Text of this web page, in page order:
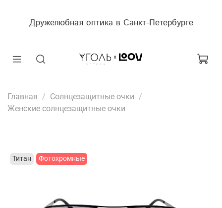
Дружелюбная оптика в Санкт-Петербурге
Главная
Солнцезащитные очки
Женские солнцезащитные очки
Титан Фотохромные